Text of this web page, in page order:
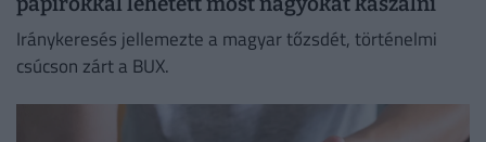
Iránykeresés jellemezte a magyar tőzsdét, történelmi
csúcson zárt a BUX.